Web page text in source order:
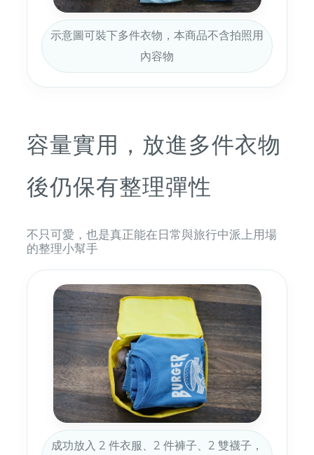
示意圖可裝下多件衣物，本商品不含拍照用
內容物
容量實用，放進多件衣物
後仍保有整理彈性
不只可愛，也是真正能在日常與旅行中派上用場
的整理小幫手
成功放入 2 件衣服、2 件褲子、2 雙襪子，